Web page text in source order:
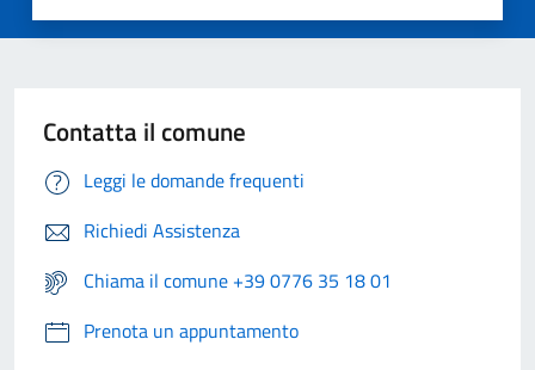
Contatta il comune
Leggi le domande frequenti
Richiedi Assistenza
Chiama il comune +39 0776 35 18 01
Prenota un appuntamento